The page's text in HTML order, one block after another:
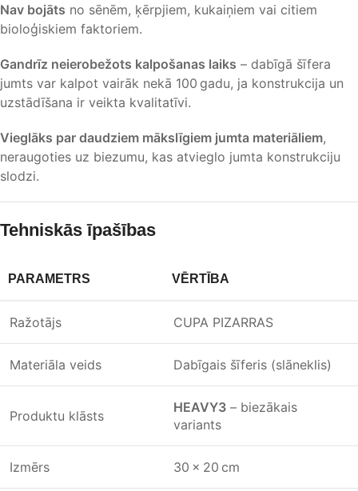
Nav bojāts no sēnēm, ķērpjiem, kukaiņiem vai citiem
bioloģiskiem faktoriem.
Gandrīz neierobežots kalpošanas laiks – dabīgā šīfera
jumts var kalpot vairāk nekā 100 gadu, ja konstrukcija un
uzstādīšana ir veikta kvalitatīvi.
Vieglāks par daudziem mākslīgiem jumta materiāliem,
neraugoties uz biezumu, kas atvieglo jumta konstrukciju
slodzi.
Tehniskās īpašības
PARAMETRS VĒRTĪBA
Ražotājs CUPA PIZARRAS
Materiāla veids Dabīgais šīferis (slāneklis)
Produktu klāsts
HEAVY3 – biezākais
variants
Izmērs 30 × 20 cm